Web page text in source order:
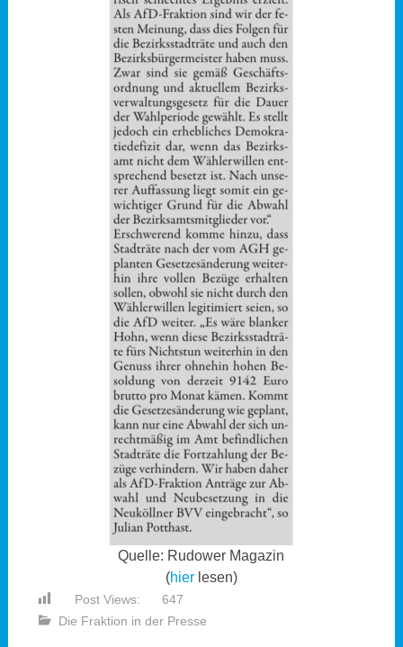
Quelle: Rudower Magazin
(hierlesen)
Post Views:
647
Die Fraktion in der Presse